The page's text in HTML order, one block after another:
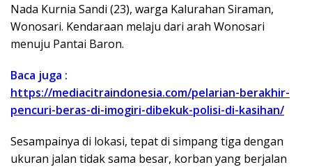
Nada Kurnia Sandi (23), warga Kalurahan Siraman,
Wonosari. Kendaraan melaju dari arah Wonosari
menuju Pantai Baron.
Baca juga :
https://mediacitraindonesia.com/pelarian-berakhir-
pencuri-beras-di-imogiri-dibekuk-polisi-di-kasihan/
Sesampainya di lokasi, tepat di simpang tiga dengan
ukuran jalan tidak sama besar, korban yang berjalan